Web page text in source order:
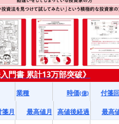
門書 累計13万部突破》
業種 時価(億) 付箋
月 最高値月 高値後経過
最高